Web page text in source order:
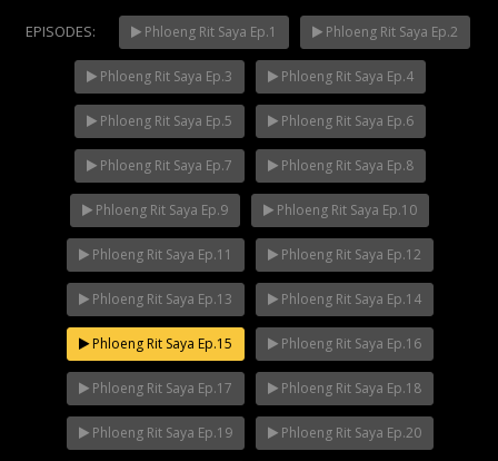
NOW PLAYING Mani Nakha Ep.14
EPISODES: Phloeng Rit Saya Ep.1 Phloeng Rit Saya Ep.2
Phloeng Rit Saya Ep.3 Phloeng Rit Saya Ep.4
Phloeng Rit Saya Ep.5 Phloeng Rit Saya Ep.6
Phloeng Rit Saya Ep.7 Phloeng Rit Saya Ep.8
Phloeng Rit Saya Ep.9 Phloeng Rit Saya Ep.10
Phloeng Rit Saya Ep.11 Phloeng Rit Saya Ep.12
Phloeng Rit Saya Ep.13 Phloeng Rit Saya Ep.14
Phloeng Rit Saya Ep.15 Phloeng Rit Saya Ep.16
Phloeng Rit Saya Ep.17 Phloeng Rit Saya Ep.18
Phloeng Rit Saya Ep.19 Phloeng Rit Saya Ep.20